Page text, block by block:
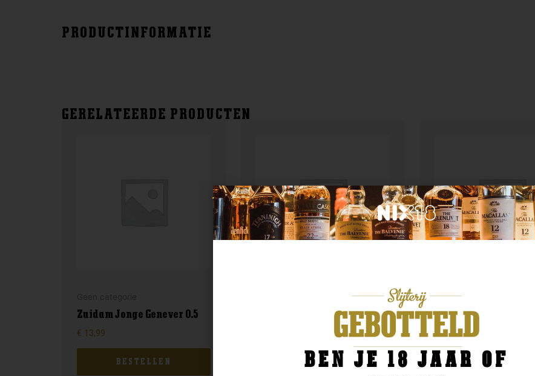
PRODUCTINFORMATIE
GERELATEERDE PRODUCTEN
Zuidam Jonge Genever 0.5
€ 13,99
BESTELLEN
Enate Gewurztraminer
BESTELLEN
Geen categorie
ChardoPino Pinot Noir
14,99
BESTELLEN
BEN JE 18 JAAR OF